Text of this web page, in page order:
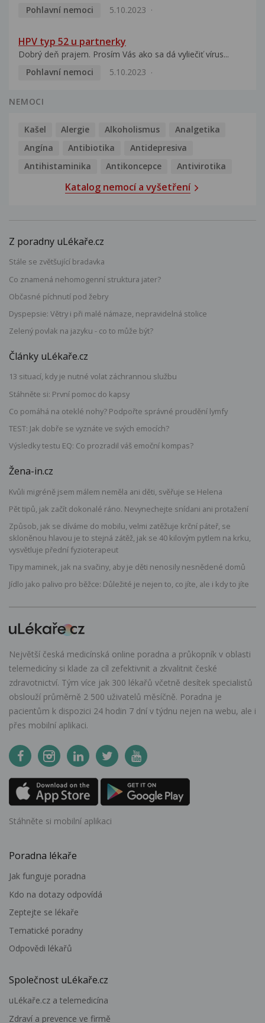
Pohlavní nemoci
5.10.2023
HPV typ 52 u partnerky
Dobrý deň prajem. Prosím Vás ako sa dá vyliečiť vírus...
Pohlavní nemoci
5.10.2023
NEMOCI
Kašel Alergie Alkoholismus
Analgetika
Angína
Antibiotika
Antidepresiva
Antihistaminika
Antikoncepce Antivirotika
Katalog nemocí a vyšetření
Z poradny uLékaře.cz
Stále se zvětšující bradavka
Co znamená nehomogenní struktura jater?
Občasné píchnutí pod žebry
Dyspepsie: Větry i při malé námaze, nepravidelná stolice
Zelený povlak na jazyku - co to může být?
Články uLékaře.cz
13 situací, kdy je nutné volat záchrannou službu
Stáhněte si: První pomoc do kapsy
Co pomáhá na oteklé nohy? Podpořte správné proudění lymfy
TEST: Jak dobře se vyznáte ve svých emocích?
Výsledky testu EQ: Co prozradil váš emoční kompas?
Žena-in.cz
Kvůli migréně jsem málem neměla ani děti, svěřuje se Helena
Pět tipů, jak začít dokonalé ráno. Nevynechejte snídani ani protažení
Způsob, jak se díváme do mobilu, velmi zatěžuje krční páteř, se
skloněnou hlavou je to stejná zátěž, jak se 40 kilovým pytlem na krku,
vysvětluje přední fyzioterapeut
Tipy maminek, jak na svačiny, aby je děti nenosily nesnědené domů
Jídlo jako palivo pro běžce: Důležité je nejen to, co jíte, ale i kdy to jíte
Největší česká medicínská online poradna a průkopník v oblasti
telemedicíny si klade za cíl zefektivnit a zkvalitnit české
zdravotnictví. Tým více jak 300 lékařů včetně desítek specialistů
obslouží průměrně 2 500 uživatelů měsíčně. Poradna je
pacientům k dispozici 24 hodin 7 dní v týdnu nejen na webu, ale i
přes mobilní aplikaci.
Stáhněte si mobilní aplikaci
Poradna lékaře
Jak funguje poradna
Kdo na dotazy odpovídá
Zeptejte se lékaře
Tematické poradny
Odpovědi lékařů
Společnost uLékaře.cz
uLékaře.cz a telemedicína
Zdraví a prevence ve firmě